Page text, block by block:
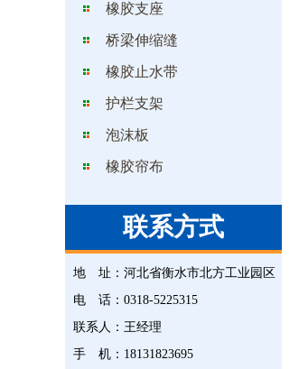
橡胶支座
桥梁伸缩缝
橡胶止水带
护栏支架
泡沫板
橡胶帘布
联系方式
地 址： 河北省衡水市北方工业园区
电 话： 0318-5225315
联系人： 王经理
手 机： 18131823695